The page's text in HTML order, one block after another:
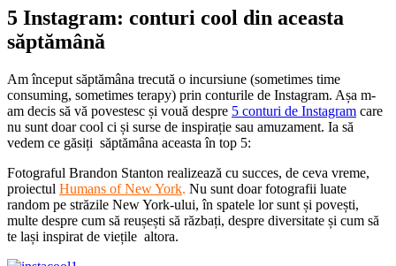
5 Instagram: conturi cool din aceasta
săptămână
Am început săptămâna trecută o incursiune (sometimes time
consuming, sometimes terapy) prin conturile de Instagram. Așa m-
am decis să vă povestesc și vouă despre 5 conturi de Instagram care
nu sunt doar cool ci și surse de inspirație sau amuzament. Ia să
vedem ce găsiți săptămâna aceasta în top 5:
Fotograful Brandon Stanton realizează cu succes, de ceva vreme,
proiectul Humans of New York. Nu sunt doar fotografii luate
random pe străzile New York-ului, în spatele lor sunt și povești,
multe despre cum să reușești să răzbați, despre diversitate și cum să
te lași inspirat de viețile altora.